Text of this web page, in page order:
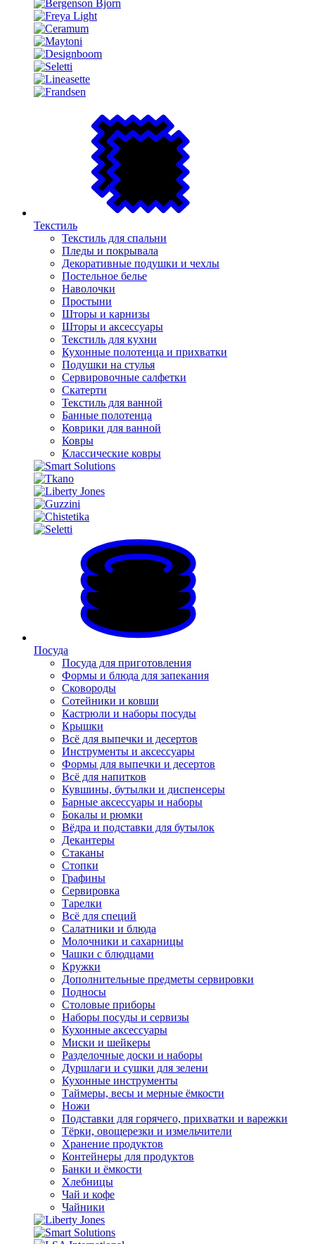
Текстиль
Текстиль для спальни
Пледы и покрывала
Декоративные подушки и чехлы
Постельное белье
Наволочки
Простыни
Шторы и карнизы
Шторы и аксессуары
Текстиль для кухни
Кухонные полотенца и прихватки
Подушки на стулья
Сервировочные салфетки
Скатерти
Текстиль для ванной
Банные полотенца
Коврики для ванной
Ковры
Классические ковры
Посуда
Посуда для приготовления
Формы и блюда для запекания
Сковороды
Сотейники и ковши
Кастрюли и наборы посуды
Крышки
Всё для выпечки и десертов
Инструменты и аксессуары
Формы для выпечки и десертов
Всё для напитков
Кувшины, бутылки и диспенсеры
Барные аксессуары и наборы
Бокалы и рюмки
Вёдра и подставки для бутылок
Декантеры
Стаканы
Стопки
Графины
Сервировка
Тарелки
Всё для специй
Салатники и блюда
Молочники и сахарницы
Чашки с блюдцами
Кружки
Дополнительные предметы сервировки
Подносы
Столовые приборы
Наборы посуды и сервизы
Кухонные аксессуары
Миски и шейкеры
Разделочные доски и наборы
Дуршлаги и сушки для зелени
Кухонные инструменты
Таймеры, весы и мерные ёмкости
Ножи
Подставки для горячего, прихватки и варежки
Тёрки, овощерезки и измельчители
Хранение продуктов
Контейнеры для продуктов
Банки и ёмкости
Хлебницы
Чай и кофе
Чайники